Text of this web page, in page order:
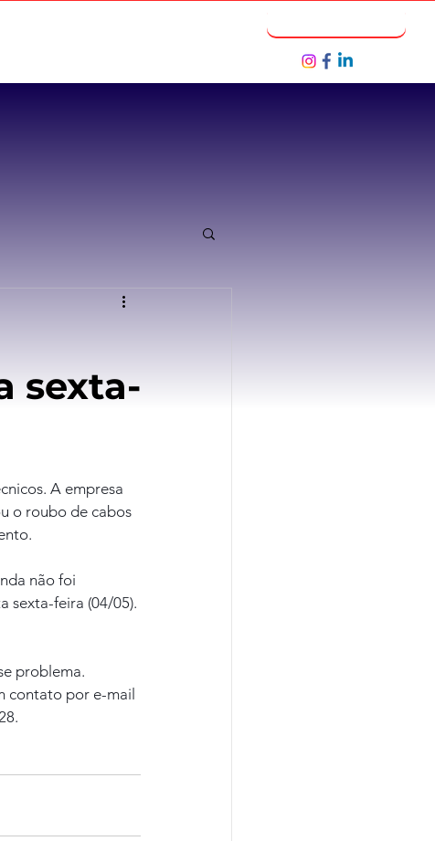
sexta-
A empresa
o roubo de cabos
não foi
sexta-feira (04/05).
problema.
contato por e-mail